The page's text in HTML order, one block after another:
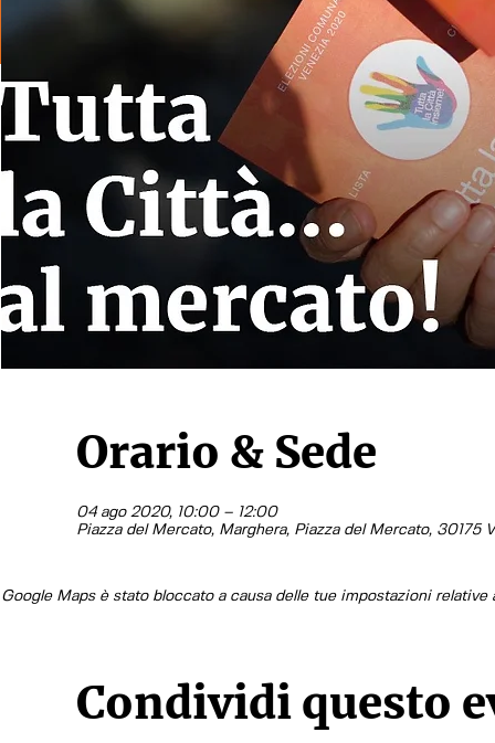
Orario & Sede
04 ago 2020, 10:00 – 12:00
Piazza del Mercato, Marghera, Piazza del Mercato, 30175
Google Maps è stato bloccato a causa delle tue impostazioni
Condividi questo